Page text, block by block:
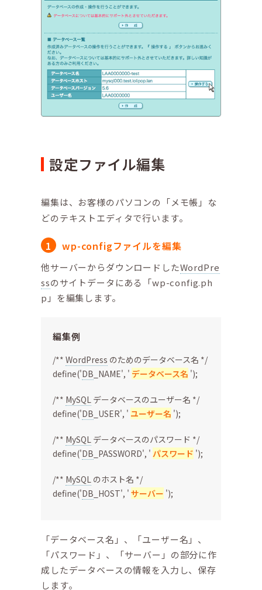
設定ファイル編集
編集は、お客様のパソコンの「メモ帳」な
どのテキストエディタで行います。
wp-configファイルを編集
他サーバーからダウンロードしたWordPre
ssのサイトデータにある「wp-config.ph
p」を編集します。
編集例
/** WordPress のためのデータベース名 */
define('DB _NAME', ' データベース名 ');
/** MySQL データベースのユーザー名 */
define('DB _USER', ' ユーザー名 ');
/** MySQL データベースのパスワード */
define('DB _PASSWORD', ' パスワード ');
/** MySQL のホスト名 */
define('DB _HOST', ' サーバー ');
「データベース名」、「ユーザー名」、
「パスワード」、「サーバー」の部分に作
成したデータベースの情報を入力し、保存
します。